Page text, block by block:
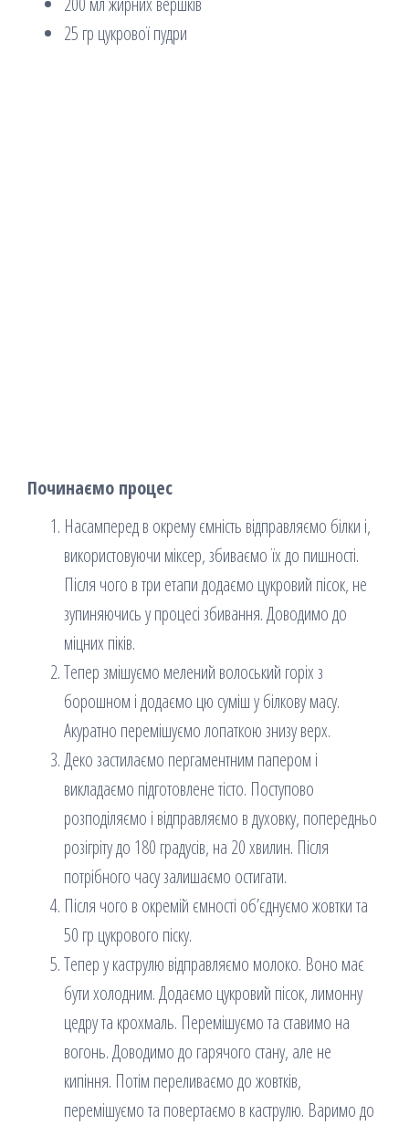
25 гр цукрової пудри
Починаємо процес
Насамперед в окрему ємність відправляємо білки і,
використовуючи міксер, збиваємо їх до пишності.
Після чого в три етапи додаємо цукровий пісок, не
зупиняючись у процесі збивання. Доводимо до
міцних піків.
Тепер змішуємо мелений волоський горіх з
борошном і додаємо цю суміш у білкову масу.
Акуратно перемішуємо лопаткою знизу верх.
Деко застилаємо пергаментним папером і
викладаємо підготовлене тісто. Поступово
розподіляємо і відправляємо в духовку, попередньо
розігріту до 180 градусів, на 20 хвилин. Після
потрібного часу залишаємо остигати.
Після чого в окремій ємності об’єднуємо жовтки та
50 гр цукрового піску.
Тепер у каструлю відправляємо молоко. Воно має
бути холодним. Додаємо цукровий пісок, лимонну
цедру та крохмаль. Перемішуємо та ставимо на
вогонь. Доводимо до гарячого стану, але не
кипіння. Потім переливаємо до жовтків,
перемішуємо та повертаємо в каструлю. Варимо до